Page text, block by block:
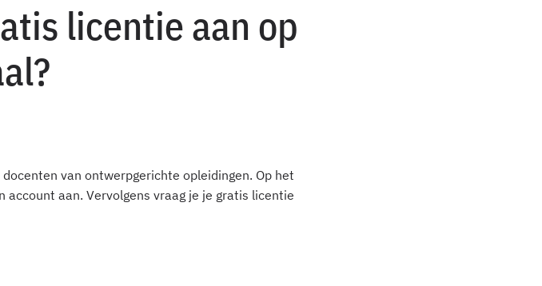
licentie aan op
van ontwerpgerichte opleidingen. Op het
account aan. Vervolgens vraag je je gratis licentie